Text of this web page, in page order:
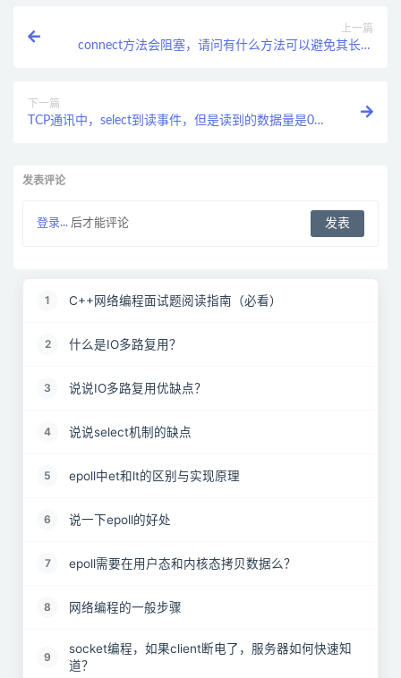
上一篇
connect方法会阻塞，请问有什么方法可以避免其长时
下一篇
TCP通讯中，select到读事件，但是读到的数据量是0，
发表评论
登录... 后才能评论
1 C++网络编程面试题阅读指南（必看）
2 什么是IO多路复用？
3 说说IO多路复用优缺点？
4 说说select机制的缺点
5 epoll中et和lt的区别与实现原理
6 说一下epoll的好处
7 epoll需要在用户态和内核态拷贝数据么？
8 网络编程的一般步骤
9
socket编程，如果client断电了，服务器如何快速知
道？